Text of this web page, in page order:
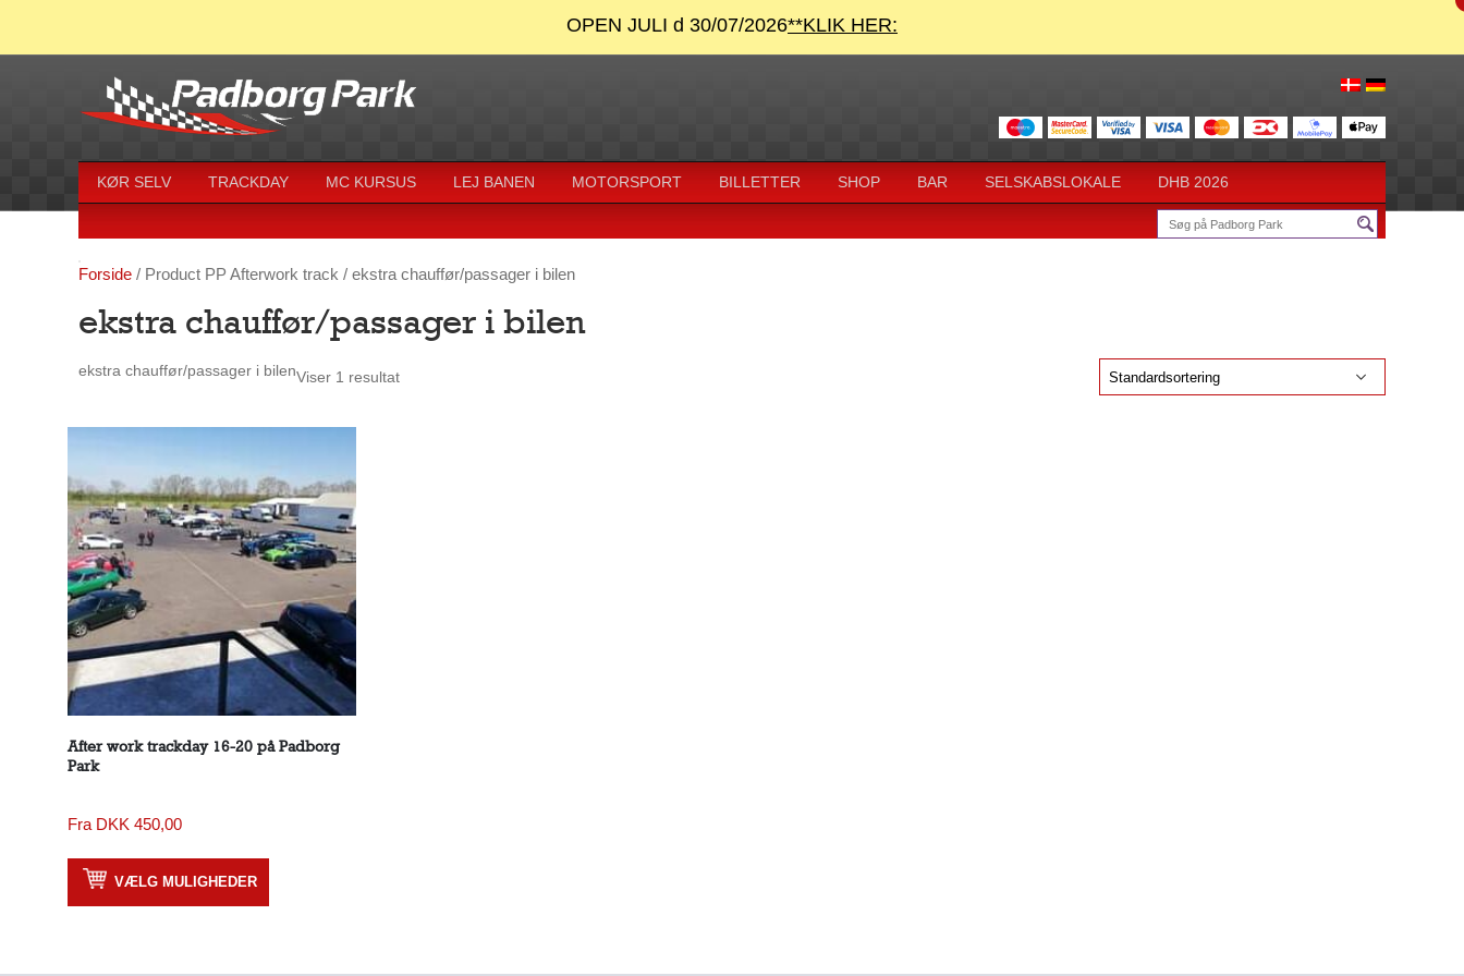
OPEN JULI d 30/07/2026**KLIK HER:
KØR SELV TRACKDAY MC KURSUS LEJ BANEN MOTORSPORT BILLETTER SHOP BAR SELSKABSLOKALE DHB 2026
Forside / Product PP Afterwork track / ekstra chauffør/passager i bilen
ekstra chauffør/passager i bilen
ekstra chauffør/passager i bilenViser 1 resultat
After work trackday 16-20 på Padborg
Park
Fra DKK 450,00
VÆLG MULIGHEDER